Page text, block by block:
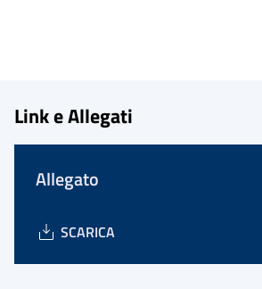
Link e Allegati
Allegato
SCARICA